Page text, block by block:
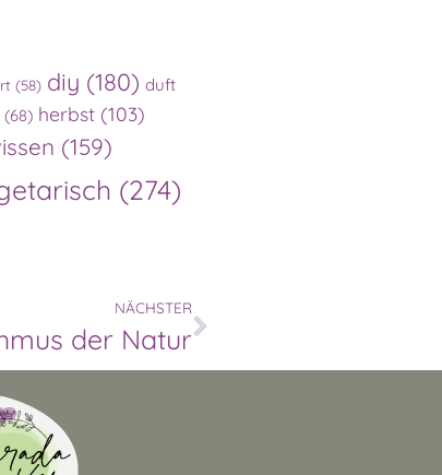
(58) diy (180) duft
(68) herbst (103)
(159)
(274)
NÄCHSTER
der Natur